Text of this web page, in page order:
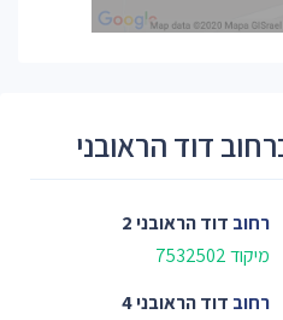
דוד הראובני
רחוב דוד הראובני 2
מיקוד 7532502
רחוב דוד הראובני 4